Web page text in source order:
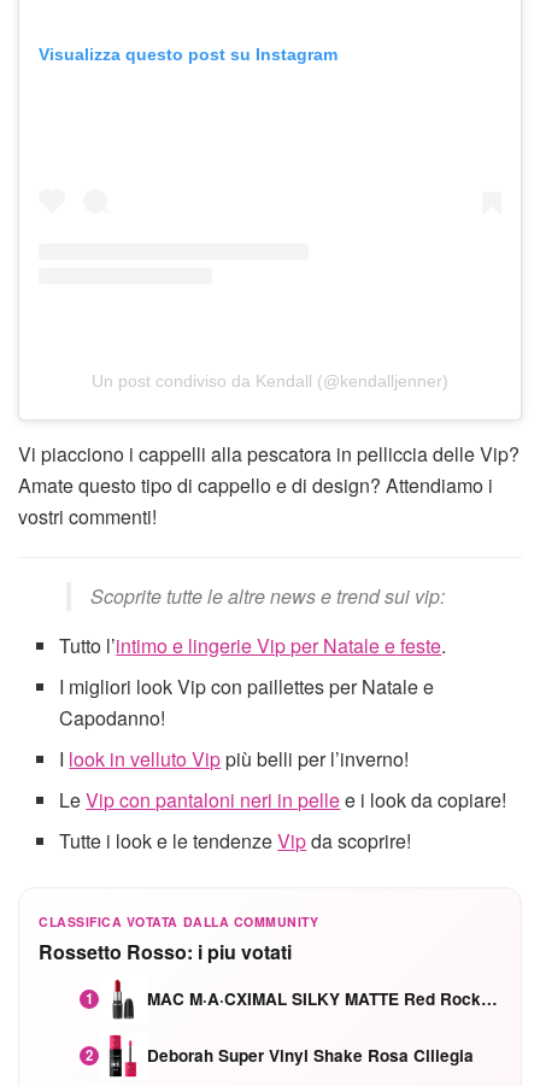
Visualizza questo post su Instagram
Un post condiviso da Kendall (@kendalljenner)
Vi piacciono i cappelli alla pescatora in pelliccia delle Vip?
Amate questo tipo di cappello e di design? Attendiamo i
vostri commenti!
Scoprite tutte le altre news e trend sui vip:
Tutto l’intimo e lingerie Vip per Natale e feste.
I migliori look Vip con paillettes per Natale e
Capodanno!
I look in velluto Vippiù belli per l’inverno!
LeVip con pantaloni neri in pellee i look da copiare!
Tutte i look e le tendenzeVipda scoprire!
CLASSIFICA VOTATA DALLA COMMUNITY
Rossetto Rosso: i piu votati
1 MAC M·A·CXIMAL SILKY MATTE Red Rock mat
2 Deborah Super Vinyl Shake Rosa Ciliegia